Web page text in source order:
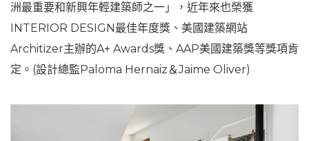
洲最重要和新興年輕建築師之一」，近年來也榮獲
INTERIOR DESIGN最佳年度獎、美國建築網站
Architizer主辦的A+ Awards獎、AAP美國建築獎等獎項肯
定。(設計總監Paloma Hernaiz＆Jaime Oliver​)